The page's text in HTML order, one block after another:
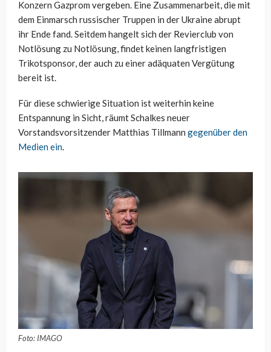
Konzern Gazprom vergeben. Eine Zusammenarbeit, die mit
dem Einmarsch russischer Truppen in der Ukraine abrupt
ihr Ende fand. Seitdem hangelt sich der Revierclub von
Notlösung zu Notlösung, findet keinen langfristigen
Trikotsponsor, der auch zu einer adäquaten Vergütung
bereit ist.
Für diese schwierige Situation ist weiterhin keine
Entspannung in Sicht, räumt Schalkes neuer
Vorstandsvorsitzender Matthias Tillmann gegenüber den
Medien ein.
Foto: IMAGO